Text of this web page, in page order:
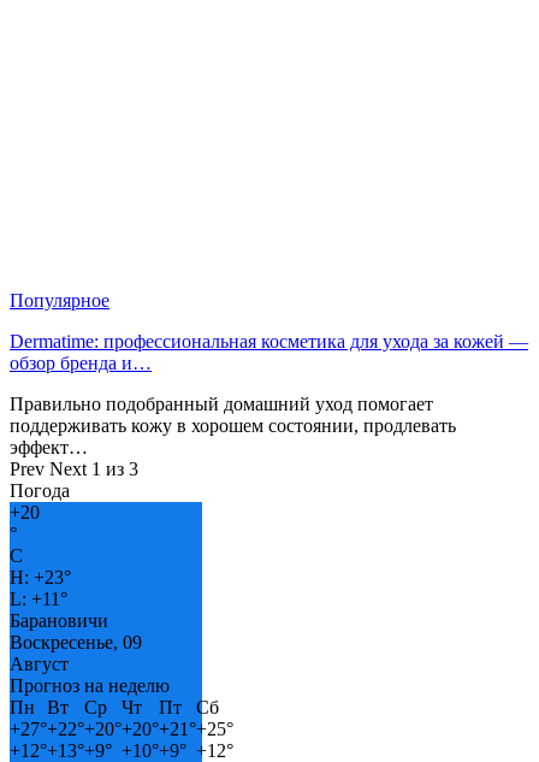
Популярное
Dermatime: профессиональная косметика для ухода за кожей —
обзор бренда и…
Правильно подобранный домашний уход помогает
поддерживать кожу в хорошем состоянии, продлевать
эффект…
Prev Next 1 из 3
Погода
+20
°
C
H: +23°
L: +11°
Барановичи
Воскресенье, 09
Август
Прогноз на неделю
Пн
Вт Ср Чт Пт
Сб
+27°+22°+20°+20°+21°+25°
+12°+13°+9° +10°+9° +12°